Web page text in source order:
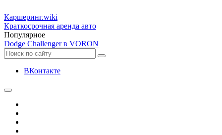
Каршеринг.wiki
Краткосрочная аренда авто
Популярное
Dodge Challenger в VORON
ВКонтакте